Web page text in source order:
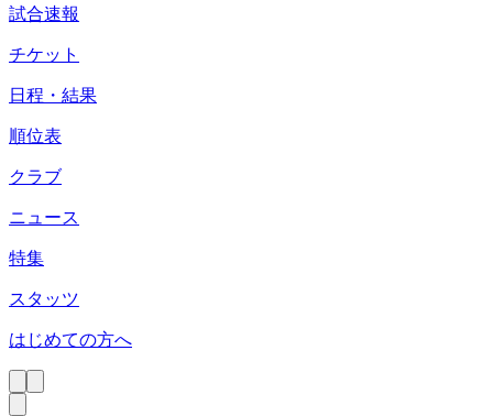
試合速報
チケット
日程・結果
順位表
クラブ
ニュース
特集
スタッツ
はじめての方へ